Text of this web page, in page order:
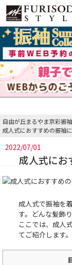
自由が丘まるやま京彩振
成人式におすすめの振袖
2022/07/01
成人式にお
成人式で振袖を
す。どんな髪飾
ここでは、成人
てご紹介します。